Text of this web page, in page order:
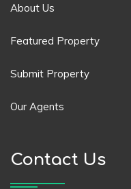
About Us
Featured Property
Submit Property
Our Agents
Contact Us